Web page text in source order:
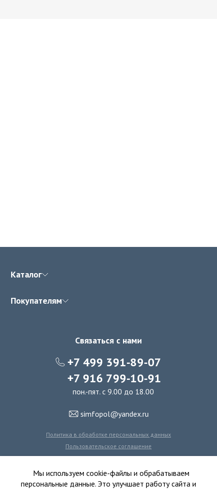
Каталог
Покупателям
Связаться с нами
+7 499 391-89-07
+7 916 799-10-91
пон.-пят. с 9.00 до 18.00
simfopol@yandex.ru
Политика в обработке персональных данных
Пользовательское соглашение
Политика использования файлов cookie
Мы используем cookie-файлы и обрабатываем
персональные данные. Это улучшает работу сайта и